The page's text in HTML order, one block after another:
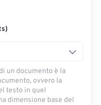
un documento è la
ovvero la
testo in quel
dimensione base del